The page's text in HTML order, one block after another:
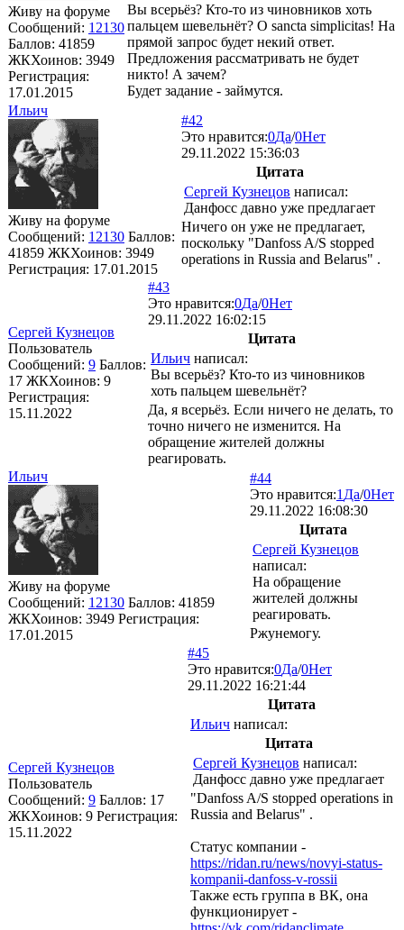
Живу на форуме
Сообщений: 12130
Баллов: 41859
ЖКХоинов: 3949
Регистрация:
17.01.2015
Вы всерьёз? Кто-то из чиновников хоть
пальцем шевельнёт? О sancta simplicitas! На
прямой запрос будет некий ответ.
Предложения рассматривать не будет
никто! А зачем?
Будет задание - займутся.
Ильич
Живу на форуме
Сообщений: 12130 Баллов:
41859 ЖКХоинов: 3949
Регистрация: 17.01.2015
#42
Это нравится:0Да/0Нет
29.11.2022 15:36:03
Цитата
Сергей Кузнецов написал:
Данфосс давно уже предлагает
Ничего он уже не предлагает,
поскольку "Danfoss A/S stopped
operations in Russia and Belarus" .
Сергей Кузнецов
Пользователь
Сообщений: 9 Баллов:
17 ЖКХоинов: 9
Регистрация:
15.11.2022
#43
Это нравится:0Да/0Нет
29.11.2022 16:02:15
Цитата
Ильич написал:
Вы всерьёз? Кто-то из чиновников
хоть пальцем шевельнёт?
Да, я всерьёз. Если ничего не делать, то
точно ничего не изменится. На
обращение жителей должны
реагировать.
Ильич
Живу на форуме
Сообщений: 12130 Баллов: 41859
ЖКХоинов: 3949 Регистрация:
17.01.2015
#44
Это нравится:1 Да/0Нет
29.11.2022 16:08:30
Цитата
Сергей Кузнецов
написал:
На обращение
жителей должны
реагировать.
Ржунемогу.
Сергей Кузнецов
Пользователь
Сообщений: 9 Баллов: 17
ЖКХоинов: 9 Регистрация:
15.11.2022
#45
Это нравится:0Да/0Нет
29.11.2022 16:21:44
Цитата
Ильич написал:
Цитата
Сергей Кузнецов написал:
Данфосс давно уже предлагает
"Danfoss A/S stopped operations in
Russia and Belarus" .
Статус компании -
https://ridan.ru/news/novyi-status-
kompanii-danfoss-v-rossii
Также есть группа в ВК, она
функционирует -